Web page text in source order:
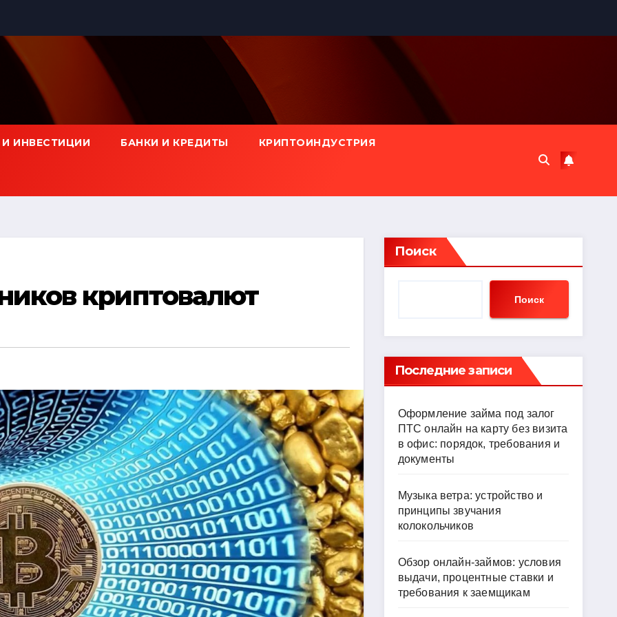
И ИНВЕСТИЦИИ БАНКИ И КРЕДИТЫ КРИПТОИНДУСТРИЯ
криптовалют
Поиск
Поиск
Последние записи
Оформление займа под залог
ПТС онлайн на карту без визита
в офис: порядок, требования и
документы
Музыка ветра: устройство и
принципы звучания
колокольчиков
Обзор онлайн-займов: условия
выдачи, процентные ставки и
требования к заемщикам